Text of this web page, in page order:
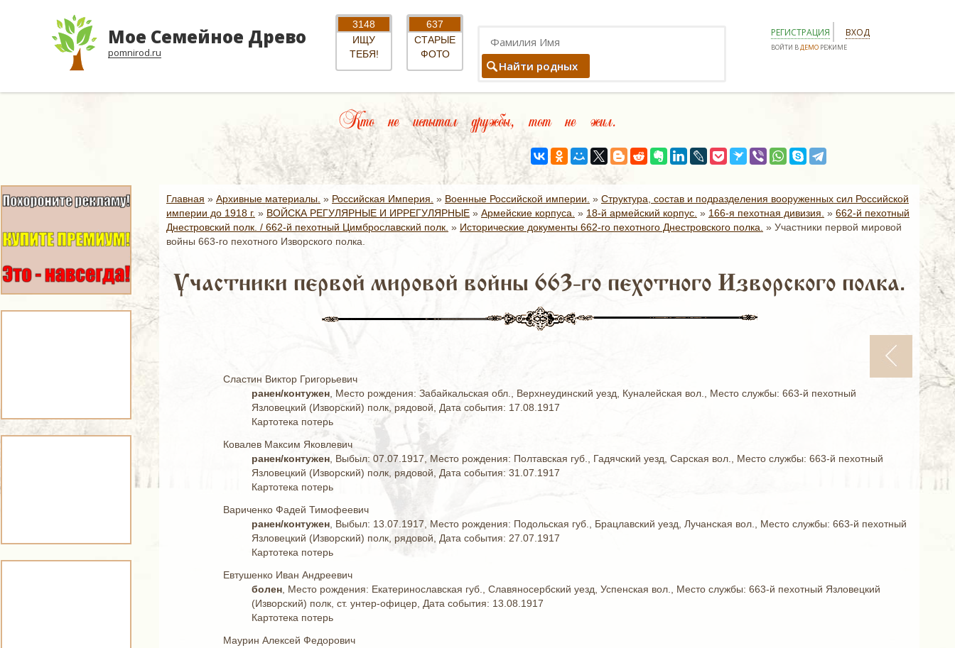
Мое Семейное Древо
pomnirod.ru
3148
ИЩУ
ТЕБЯ!
637
СТАРЫЕ
ФОТО
Найти родных
РЕГИСТРАЦИЯ ВХОД
ВОЙТИ ВДЕМО РЕЖИМЕ
Кто не испытал дружбы, тот не жил.
Главная » Архивные материалы. » Российская Империя. » Военные Российской империи. » Структура, состав и подразделения вооруженных сил Российской
империи до 1918 г. » ВОЙСКА РЕГУЛЯРНЫЕ И ИРРЕГУЛЯРНЫЕ » Армейские корпуса. » 18-й армейский корпус. » 166-я пехотная дивизия. » 662-й пехотный
Днестровский полк. / 662-й пехотный Цимброславский полк. » Исторические документы 662-го пехотного Днестровского полка. » Участники первой мировой
войны 663-го пехотного Изворского полка.
Участники первой мировой войны 663-го пехотного Изворского полка.
Сластин Виктор Григорьевич
ранен/контужен , Место рождения: Забайкальская обл., Верхнеудинский уезд, Куналейская вол., Место службы: 663-й пехотный
Язловецкий (Изворский) полк, рядовой, Дата события: 17.08.1917
Картотека потерь
Ковалев Максим Яковлевич
ранен/контужен , Выбыл: 07.07.1917, Место рождения: Полтавская губ., Гадячский уезд, Сарская вол., Место службы: 663-й пехотный
Язловецкий (Изворский) полк, рядовой, Дата события: 31.07.1917
Картотека потерь
Вариченко Фадей Тимофеевич
ранен/контужен , Выбыл: 13.07.1917, Место рождения: Подольская губ., Брацлавский уезд, Лучанская вол., Место службы: 663-й пехотный
Язловецкий (Изворский) полк, рядовой, Дата события: 27.07.1917
Картотека потерь
Евтушенко Иван Андреевич
болен , Место рождения: Екатеринославская губ., Славяносербский уезд, Успенская вол., Место службы: 663-й пехотный Язловецкий
(Изворский) полк, ст. унтер-офицер, Дата события: 13.08.1917
Картотека потерь
Маурин Алексей Федорович